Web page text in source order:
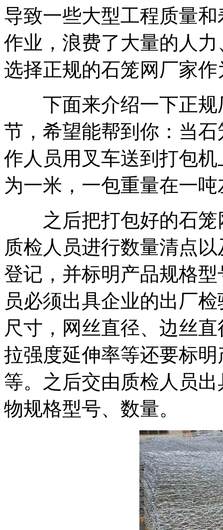
导致一些大型工程质量
作业，浪费了大量的人
选择正规的石笼网厂家
下面来介绍一下正规
节，希望能帮到你：当
作人员用叉车送到打包
为一米，一包重量在一
之后把打包好的石笼
质检人员进行数量清点
登记，并标明产品规格
员必须出具企业的出厂
尺寸，网丝直径、边丝
拉强度延伸率等还要标
等。之后交由质检人员
物规格型号、数量。